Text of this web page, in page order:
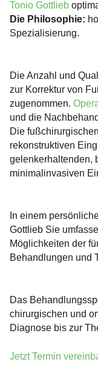
Tonio Gottlieb
Die Philosophie:
Spezialisierung.
Die Anzahl und
zur Korrektur von
zugenommen.
und die
Die
rekonstruktiven
gelenkerhaltenden,
minimalinvasiven
In einem
Gottlieb Sie
Möglichkeiten der
Behandlungen und
Das
chirurgischen und
Diagnose bis zur
Jetzt Termin